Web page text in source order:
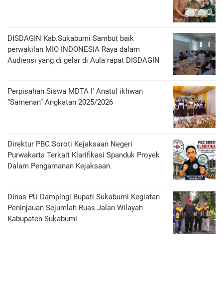
DISDAGIN Kab.Sukabumi Sambut baik
perwakilan MIO INDONESIA Raya dalam
Audiensi yang di gelar di Aula rapat DISDAGIN
Perpisahan Siswa MDTA I' Anatul ikhwan
“Samenan” Angkatan 2025/2026
Direktur PBC Soroti Kejaksaan Negeri
Purwakarta Terkait Klarifikasi Spanduk Proyek
Dalam Pengamanan Kejaksaan.
Dinas PU Dampingi Bupati Sukabumi Kegiatan
Peninjauan Sejumlah Ruas Jalan Wilayah
Kabupaten Sukabumi